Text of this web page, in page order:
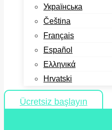
Українська
Čeština
Français
Español
Ελληνικά
Hrvatski
Ücretsiz başlayın